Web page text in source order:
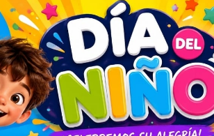
28
Colores
Slime
Didáctico
$76,00
Seleccionar opciones